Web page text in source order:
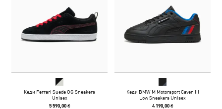
Кеди Ferrari Suede OG Sneakers
Unisex
5 590,00 ₴
Кеди BMW M Motorsport Caven III
Low Sneakers Unisex
4 190,00 ₴